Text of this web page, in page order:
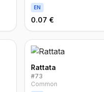
EN
0.07 €
Rattata
#73
Common